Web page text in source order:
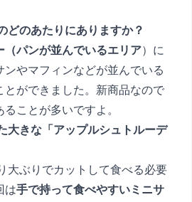
どのあたりにありますか？
（パンが並んでいるエリア）に
ンやマフィンなどが並んでいる
とができました。新商品なので
ことが多いですよ。
大きな「アップルシュトルーデ
大ぶりでカットして食べる必要
は手で持って食べやすいミニサ